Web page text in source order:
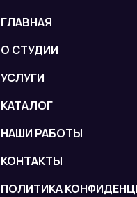
ГЛАВНАЯ
О СТУДИИ
УСЛУГИ
КАТАЛОГ
НАШИ РАБОТЫ
КОНТАКТЫ
ПОЛИТИКА